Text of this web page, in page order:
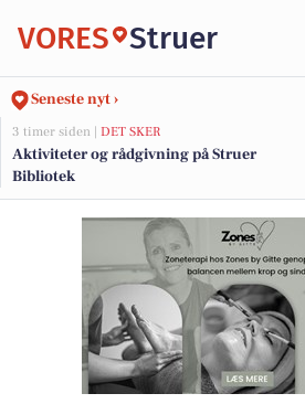
VORES Struer
Seneste nyt ›
3 timer siden | DET SKER
Aktiviteter og rådgivning på Struer
Bibliotek